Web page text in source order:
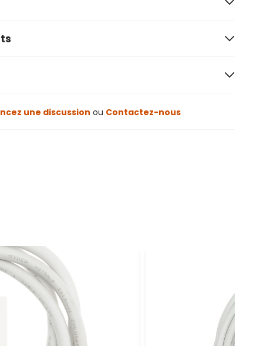
une discussion ou Contactez-nous